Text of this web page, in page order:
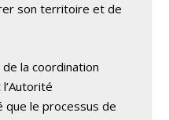
son territoire et de
la coordination
que le processus de